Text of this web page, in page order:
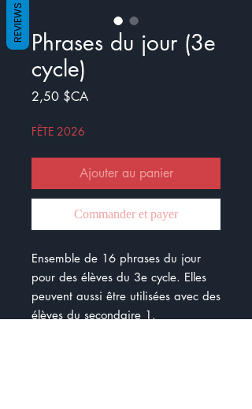
Phrases du jour (3e
cycle)
2,50 $CAPrix
FÊTE 2026
Ajouter au panier
Commander et payer
Ensemble de 16 phrases du jour
pour des élèves du 3e cycle. Elles
peuvent aussi être utilisées avec des
élèves du secondaire 1.
REVIEWS